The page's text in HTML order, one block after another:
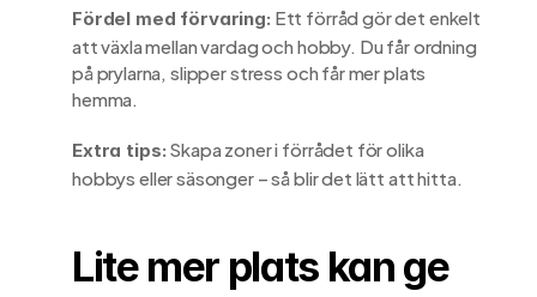
Fördel med förvaring: Ett förråd gör det enkelt
att växla mellan vardag och hobby. Du får ordning
på prylarna, slipper stress och får mer plats
hemma.
Extra tips: Skapa zoner i förrådet för olika
hobbys eller säsonger – så blir det lätt att hitta.
Lite mer plats kan ge